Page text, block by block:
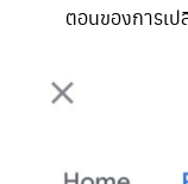
ตอนของการเ